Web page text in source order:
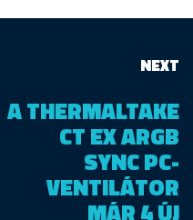
NEXT
A THERMALTAKE
CT EX ARGB
SYNC PC-
VENTILÁTOR
MÁR 4 ÚJ